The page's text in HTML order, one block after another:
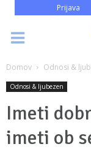
Prijava
Domov Odnosi &
Odnosi & ljubezen
Imeti
imeti ob